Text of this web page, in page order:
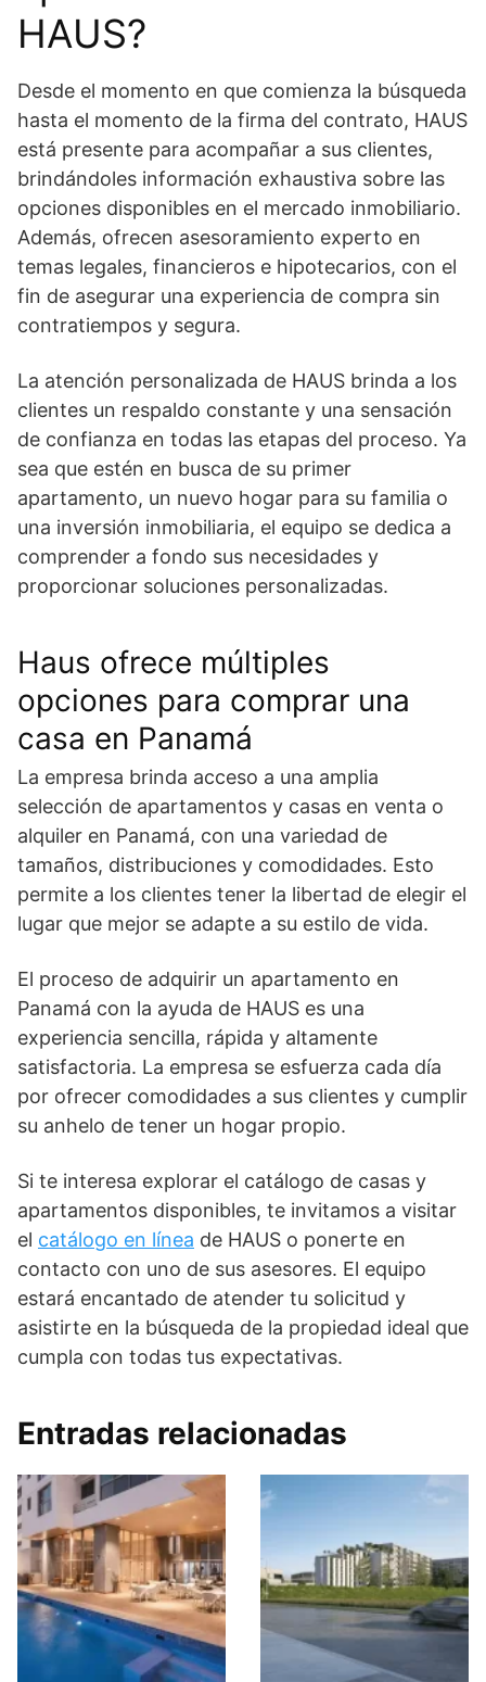
HAUS?
Desde el momento en que comienza la búsqueda
hasta el momento de la firma del contrato, HAUS
está presente para acompañar a sus clientes,
brindándoles información exhaustiva sobre las
opciones disponibles en el mercado inmobiliario.
Además, ofrecen asesoramiento experto en
temas legales, financieros e hipotecarios, con el
fin de asegurar una experiencia de compra sin
contratiempos y segura.
La atención personalizada de HAUS brinda a los
clientes un respaldo constante y una sensación
de confianza en todas las etapas del proceso. Ya
sea que estén en busca de su primer
apartamento, un nuevo hogar para su familia o
una inversión inmobiliaria, el equipo se dedica a
comprender a fondo sus necesidades y
proporcionar soluciones personalizadas.
Haus ofrece múltiples
opciones para comprar una
casa en Panamá
La empresa brinda acceso a una amplia
selección de apartamentos y casas en venta o
alquiler en Panamá, con una variedad de
tamaños, distribuciones y comodidades. Esto
permite a los clientes tener la libertad de elegir el
lugar que mejor se adapte a su estilo de vida.
El proceso de adquirir un apartamento en
Panamá con la ayuda de HAUS es una
experiencia sencilla, rápida y altamente
satisfactoria. La empresa se esfuerza cada día
por ofrecer comodidades a sus clientes y cumplir
su anhelo de tener un hogar propio.
Si te interesa explorar el catálogo de casas y
apartamentos disponibles, te invitamos a visitar
el catálogo en línea de HAUS o ponerte en
contacto con uno de sus asesores. El equipo
estará encantado de atender tu solicitud y
asistirte en la búsqueda de la propiedad ideal que
cumpla con todas tus expectativas.
Entradas relacionadas